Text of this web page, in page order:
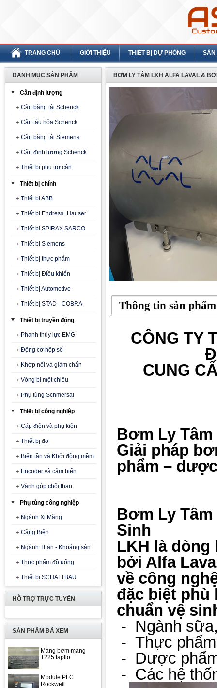
TRANG CHỦ GIỚI THIỆU THIẾT BỊ DỰ PHÒNG SẢN
DANH MỤC SẢN PHẨM
Cân định lượng
Cân băng tải Schenck
Cân tàu hỏa Schenck
Cân băng tải Siemens
Cân định lượng Schenck
Thiết bị phụ trợ cân
Thiết bị chính
Thiết bị ABB
Thiết bị Endress+Hauser
Thiết bị SPIRAX SARCO
Thiết bị Siemens
Thiết bị thực phẩm
Thiết bị Điều khiển
Thiết bị Automotive
Thiết bị STAD - COBRA
Thiết bị truyền động
Phanh thủy lực EMG
Động cơ hộp số
Khớp nối và giảm chấn
Vòng bi một chiều
Phụ tùng Schmersal
Thiết bị công nghiệp
Cáp điện và phụ kiện
Thiết bị đo
Biến tần và Khởi động mềm
Encoder và cảm biến
Vành góp chổi than
Phụ tùng công nghiệp
Ngành Xi Măng
Cảng Biển
Ngành Than - Khoáng sản
Thực phẩm đồ uống
Thiết bị SCHALTBAU
HỖ TRỢ TRỰC TUYẾN
SẢN PHẨM ĐÃ XEM
Màng bơm màng
T225 tapflo
Module PLC
Rockwell
BƠM LY TÂM LKH ALFA LAVAL &
Thông tin sản phẩm
CÔNG TY
CUNG
Bơm Ly
Giải pháp
phẩm –
Bơm Ly Tâm
Sinh
LKH là
bởi Alfa
về công
đặc biệt
chuẩn vệ
- Ngành
- Thực
- Dược
- Các hệ